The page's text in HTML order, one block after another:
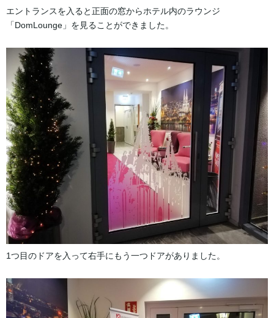
エントランスを入ると正面の窓からホテル内のラウンジ
「DomLounge」を見ることができました。
1つ目のドアを入って右手にもう一つドアがありました。